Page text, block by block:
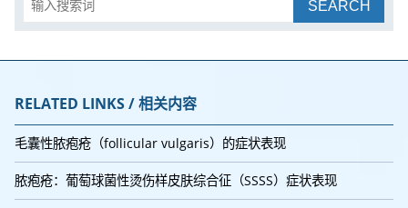
SEARCH
RELATED LINKS / 相关内容
毛囊性脓疱疮（follicular vulgaris）的症状表现
脓疱疮：葡萄球菌性烫伤样皮肤综合征（SSSS）症状表现